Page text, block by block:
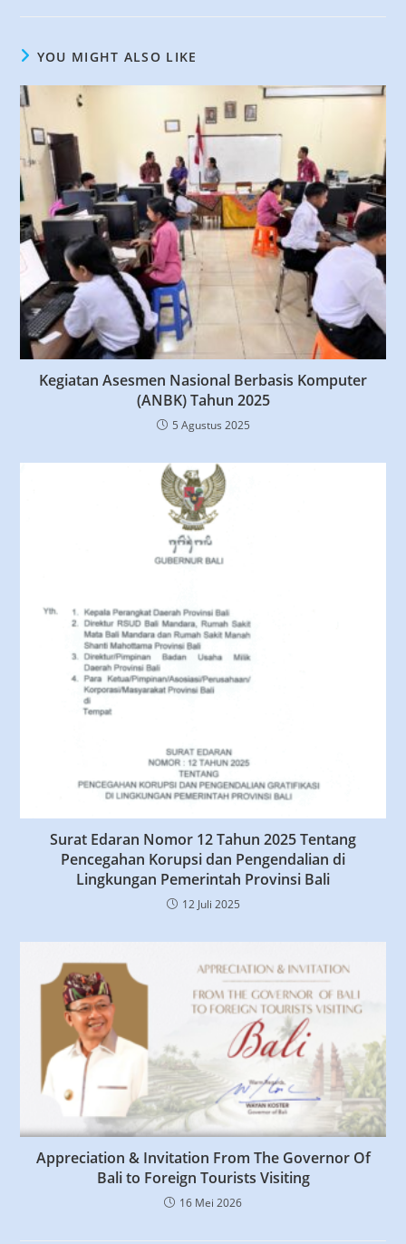
YOU MIGHT ALSO LIKE
Kegiatan Asesmen Nasional Berbasis Komputer
(ANBK) Tahun 2025
5 Agustus 2025
Surat Edaran Nomor 12 Tahun 2025 Tentang
Pencegahan Korupsi dan Pengendalian di
Lingkungan Pemerintah Provinsi Bali
12 Juli 2025
Appreciation & Invitation From The Governor Of
Bali to Foreign Tourists Visiting
16 Mei 2026